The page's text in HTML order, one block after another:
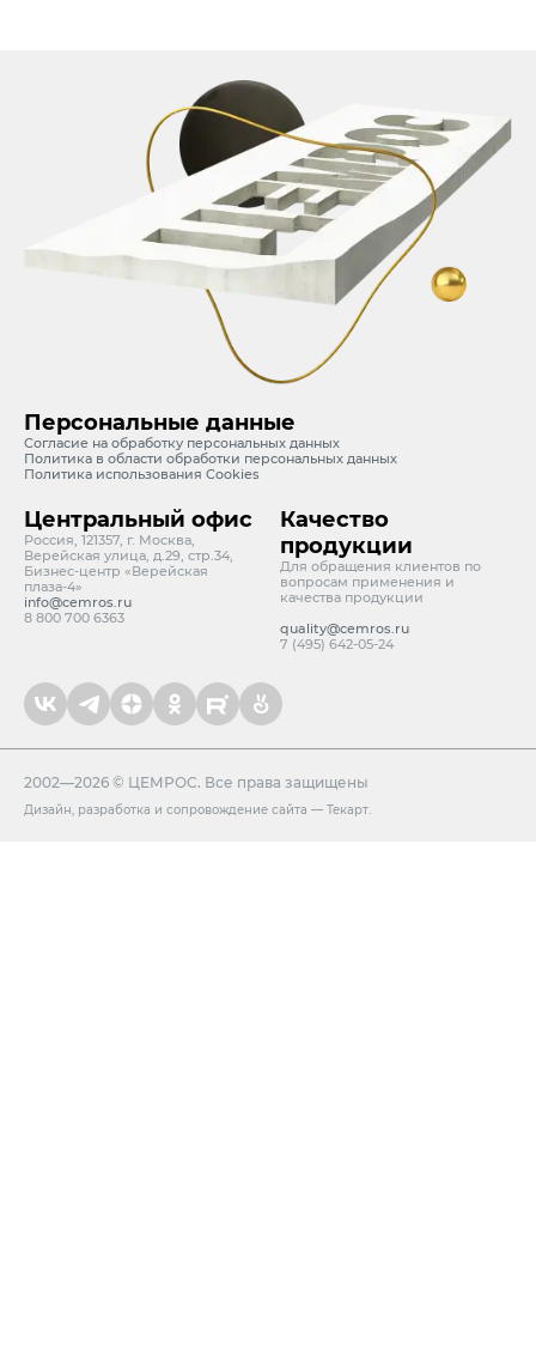
Персональные данные
Согласие на обработку персональных данных
Политика в области обработки персональных данных
Политика использования Cookies
Центральный офис
Россия, 121357, г. Москва,
Верейская улица, д.29, стр.34,
Бизнес-центр «Верейская
плаза-4»
info@cemros.ru
8 800 700 6363
Качество
продукции
Для обращения клиентов по
вопросам применения и
качества продукции
quality@cemros.ru
7 (495) 642-05-24
2002—2026 © ЦЕМРОС. Все права защищены
Дизайн, разработка и сопровождение сайта — Текарт.